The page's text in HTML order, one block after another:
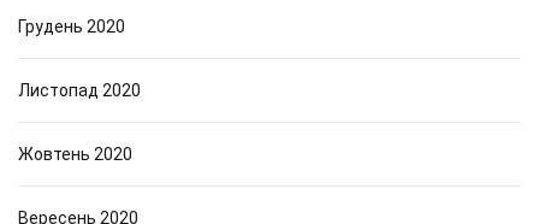
Грудень 2020
Листопад 2020
Жовтень 2020
Вересень 2020